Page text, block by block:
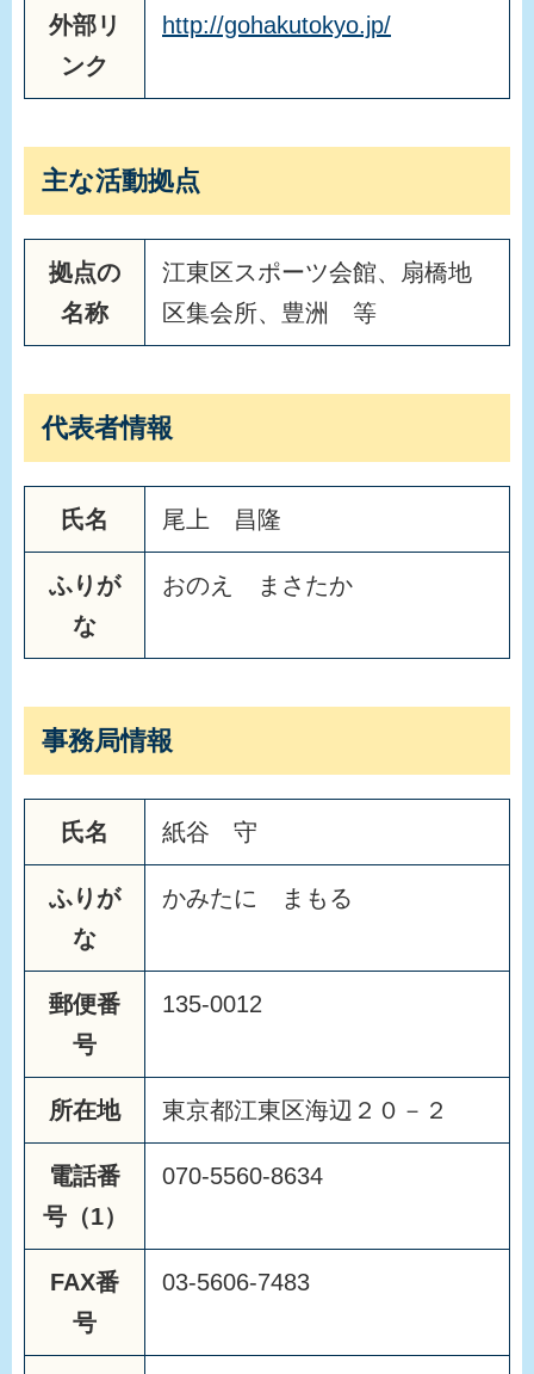
外部リ
ンク
http://gohakutokyo.jp/
主な活動拠点
拠点の
名称
江東区スポーツ会館、扇橋地
区集会所、豊洲 等
代表者情報
氏名 尾上 昌隆
ふりが
な
おのえ まさたか
事務局情報
氏名 紙谷 守
ふりが
な
かみたに まもる
郵便番
号
135-0012
所在地 東京都江東区海辺２０－２
電話番
号（1）
070-5560-8634
FAX番
号
03-5606-7483